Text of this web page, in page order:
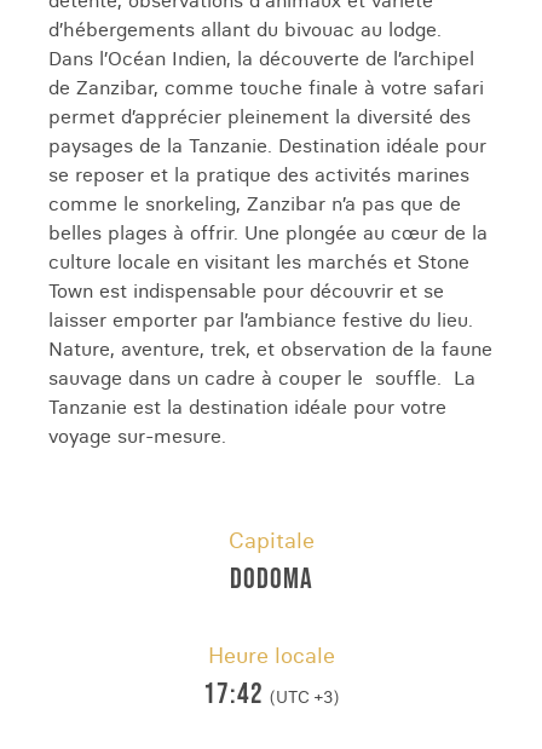
d’hébergements allant du bivouac au lodge.
Dans l’Océan Indien, la découverte de l’archipel
de Zanzibar, comme touche finale à votre safari
permet d’apprécier pleinement la diversité des
paysages de la Tanzanie. Destination idéale pour
se reposer et la pratique des activités marines
comme le snorkeling, Zanzibar n’a pas que de
belles plages à offrir. Une plongée au cœur de la
culture locale en visitant les marchés et Stone
Town est indispensable pour découvrir et se
laisser emporter par l’ambiance festive du lieu.
Nature, aventure, trek, et observation de la faune
sauvage dans un cadre à couper le souffle. La
Tanzanie est la destination idéale pour votre
voyage sur-mesure.
Capitale
DODOMA
Heure locale
17:42 (UTC +3)